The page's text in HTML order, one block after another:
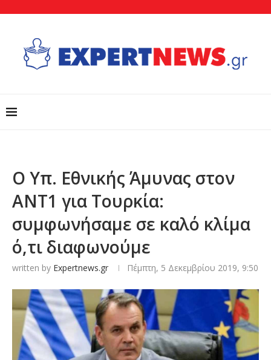
Ο Υπ. Εθνικής Άμυνας στον
ΑΝΤ1 για Τουρκία:
συμφωνήσαμε σε καλό κλίμα
ό,τι διαφωνούμε
written by Expertnews.gr Πέμπτη, 5 Δεκεμβρίου 2019, 9:50